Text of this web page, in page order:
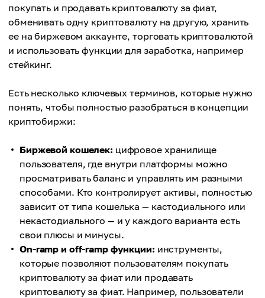
покупать и продавать криптовалюту за фиат,
обменивать одну криптовалюту на другую, хранить
ее на биржевом аккаунте, торговать криптовалютой
и использовать функции для заработка, например
стейкинг.
Есть несколько ключевых терминов, которые нужно
понять, чтобы полностью разобраться в концепции
криптобиржи:
Биржевой кошелек: цифровое хранилище
пользователя, где внутри платформы можно
просматривать баланс и управлять им разными
способами. Кто контролирует активы, полностью
зависит от типа кошелька — кастодиального или
некастодиального — и у каждого варианта есть
свои плюсы и минусы.
On-ramp и off-ramp функции: инструменты,
которые позволяют пользователям покупать
криптовалюту за фиат или продавать
криптовалюту за фиат. Например, пользователи